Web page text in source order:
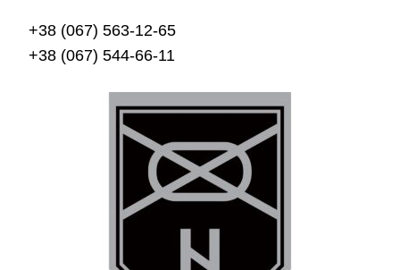
+38 (067) 563-12-65
+38 (067) 544-66-11